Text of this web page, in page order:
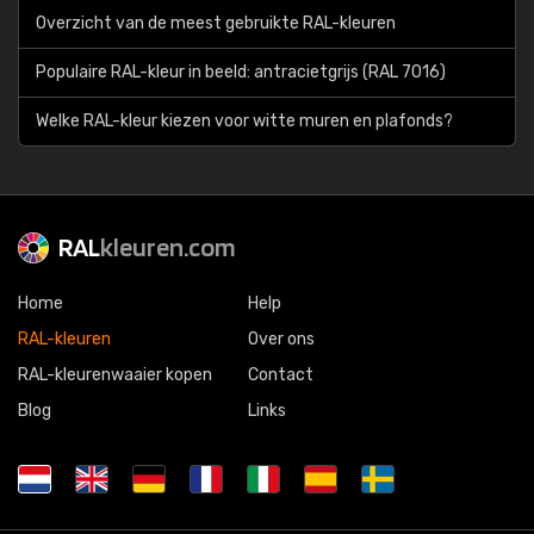
Overzicht van de meest gebruikte RAL-kleuren
Populaire RAL-kleur in beeld: antracietgrijs (RAL 7016)
Welke RAL-kleur kiezen voor witte muren en plafonds?
RALkleuren.com
Home
RAL-kleuren
RAL-kleurenwaaier kopen
Blog
Help
Over ons
Contact
Links